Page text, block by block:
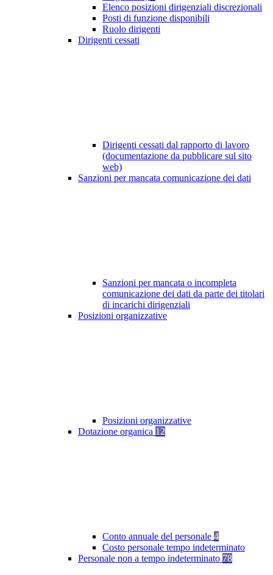
Elenco posizioni dirigenziali discrezionali
Posti di funzione disponibili
Ruolo dirigenti
Dirigenti cessati
Dirigenti cessati dal rapporto di lavoro
(documentazione da pubblicare sul sito
web)
Sanzioni per mancata comunicazione dei dati
Sanzioni per mancata o incompleta
comunicazione dei dati da parte dei titolari
di incarichi dirigenziali
Posizioni organizzative
Posizioni organizzative
Dotazione organica 12
Conto annuale del personale 4
Costo personale tempo indeterminato
Personale non a tempo indeterminato 78